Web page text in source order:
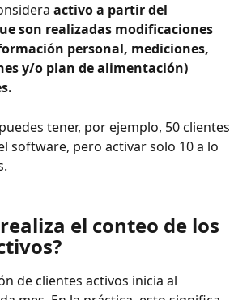
activo a partir del
son realizadas modificaciones
personal, mediciones,
y/o plan de alimentación)
tener, por ejemplo, 50 clientes
software, pero activar solo 10 a lo
el conteo de los
de clientes activos inicia al